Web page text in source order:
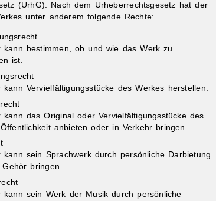
(UrhG). Nach dem Urheberrechtsgesetz hat der
unter anderem folgende Rechte:
kann bestimmen, ob und wie das Werk zu
ist.
kann Vervielfältigungsstücke des Werkes herstellen.
kann das Original oder Vervielfältigungsstücke des
anbieten oder in Verkehr bringen.
kann sein Sprachwerk durch persönliche Darbietung
bringen.
kann sein Werk der Musik durch persönliche